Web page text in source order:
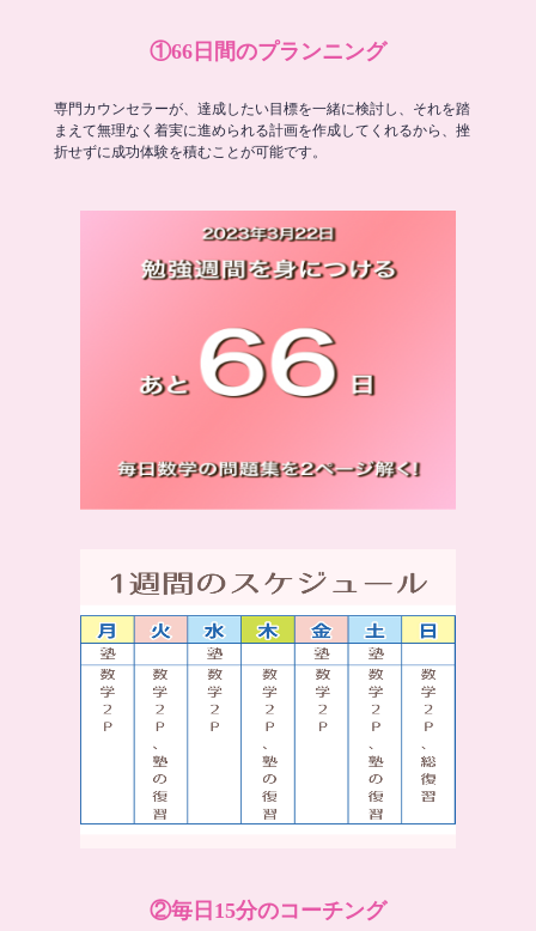
①66日間のプランニング
専門カウンセラーが、達成したい目標を一緒に検討し、それを踏
まえて無理なく着実に進められる計画を作成してくれるから、挫
折せずに成功体験を積むことが可能です。
②毎日15分のコーチング